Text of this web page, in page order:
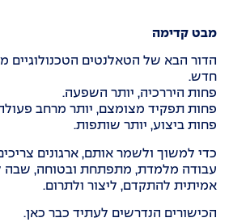
מבט קדימה
הדור הבא של הטאלנטים הטכנולוגיים
חדש.
פחות היררכיה, יותר השפעה.
פחות תפקיד מצומצם, יותר מרחב
פחות ביצוע, יותר שותפות.
כדי למשוך ולשמר אותם, ארגונים
עבודה מלמדת, מתפתחת ובטוחה, שבה
אמיתית להתקדם, ליצור ולתרום.
הכישורים הנדרשים לעתיד כבר כאן.